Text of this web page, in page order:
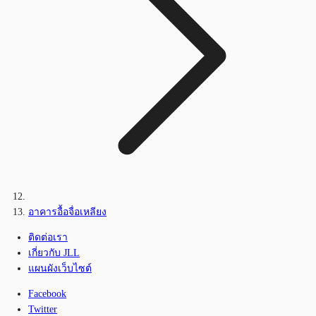
อาคารอื้อจื่อเหลียง
ติดต่อเรา
เกี่ยวกับ JLL
แผนผังเว็บไซต์
Facebook
Twitter